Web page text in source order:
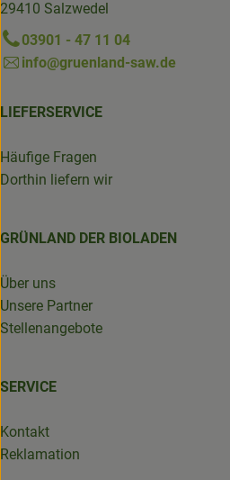
29410 Salzwedel
03901 - 47 11 04
info@gruenland-saw.de
LIEFERSERVICE
Häufige Fragen
Dorthin liefern wir
GRÜNLAND DER BIOLADEN
Über uns
Unsere Partner
Stellenangebote
SERVICE
Kontakt
Reklamation